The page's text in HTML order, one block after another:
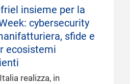
insieme per la
cybersecurity
sfide e
ecosistemi
realizza, in